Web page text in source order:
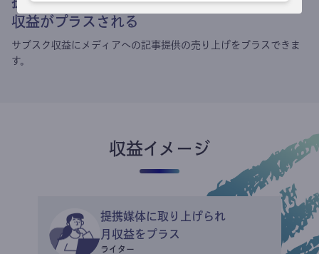
収益がプラスされる
サブスク収益にメディアへの記事提供の売り上げをプラスできま
す。
収益イメージ
提携媒体に取り上げられ
月収益をプラス
ライター